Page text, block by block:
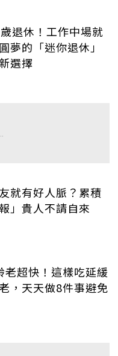
退休！工作中場就
夢的「迷你退休」
選擇
就有好人脈？累積
」貴人不請自來
老超快！這樣吃延緩
，天天做8件事避免